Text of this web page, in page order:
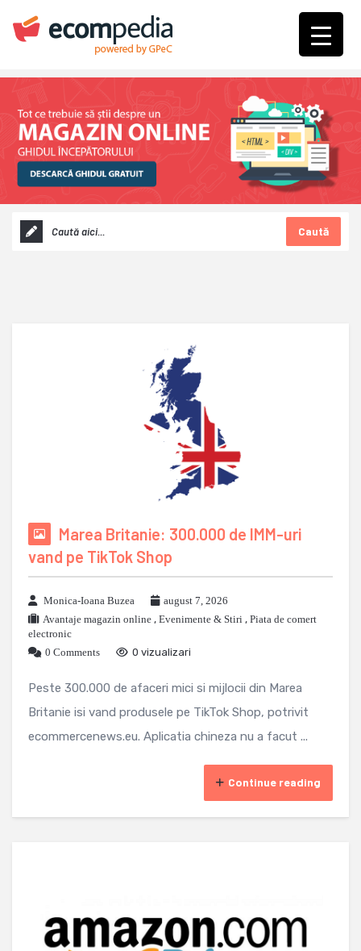
Caută
Marea Britanie: 300.000 de IMM-uri
vand pe TikTok Shop
Monica-Ioana Buzea
august 7, 2026
Avantaje magazin online , Evenimente & Stiri , Piata de comert
electronic
0 Comments
0 vizualizari
Peste 300.000 de afaceri mici si mijlocii din Marea
Britanie isi vand produsele pe TikTok Shop, potrivit
ecommercenews.eu. Aplicatia chineza nu a facut ...
Continue reading